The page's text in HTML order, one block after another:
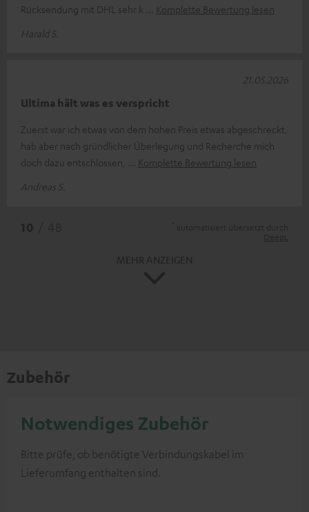
Rücksendung mit DHL sehr k
Komplette Bewertung lesen
Harald S.
Ultima hält was es verspricht
Zuerst war ich etwas von dem hohen Preis etwas abgeschreckt,
hab aber nach gründlicher Überlegung und Recherche mich
doch dazu entschlossen,
Komplette Bewertung lesen
Andreas S.
21.05.2026
Zubehör
Notwendiges Zubehör
Bitte prüfe, ob benötigte Verbindungskabel im
Lieferumfang enthalten sind.